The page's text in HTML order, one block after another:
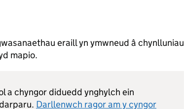
eraill yn ymwneud â chynlluniau
mapio.
a chyngor diduedd ynghylch ein
Darllenwch ragor am y cyngor